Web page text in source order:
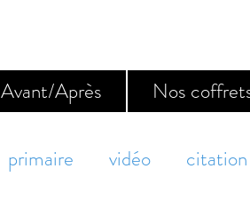
Avant/Après Nos
primaire vidéo citation